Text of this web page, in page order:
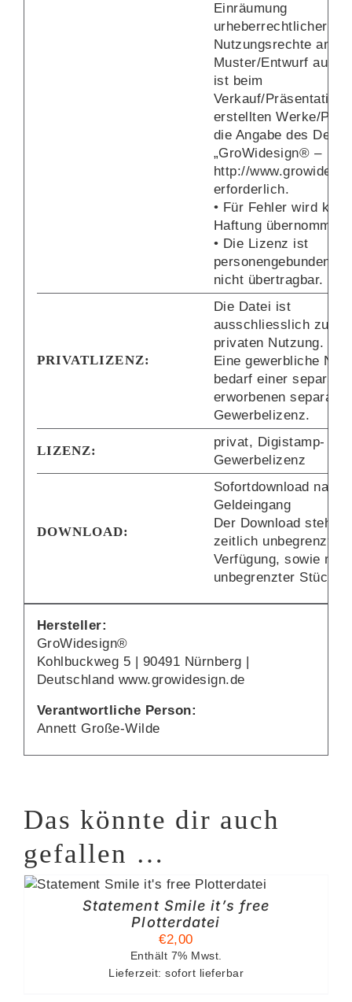
Einräumung
urheberrechtlicher
Nutzungsrechte an
Muster/Entwurf aus.
ist beim
Verkauf/Präsentation
erstellten Werke/
die Angabe des
„GroWidesign® –
http://
erforderlich.
• Für Fehler wird
Haftung übernommen.
• Die Lizenz ist
personengebunden
nicht übertragbar.
PRIVATLIZENZ:
Die Datei ist
ausschliesslich zur
privaten Nutzung.
Eine gewerbliche
bedarf einer separat
erworbenen separaten
Gewerbelizenz.
LIZENZ:
privat, Digistamp-
Gewerbelizenz
DOWNLOAD:
Sofortdownload nach
Geldeingang
Der Download steht
zeitlich unbegrenzt
Verfügung, sowie mit
unbegrenzter
Hersteller:
GroWidesign®
Kohlbuckweg 5 | 90491 Nürnberg |
Deutschland www.growidesign.de
Verantwortliche Person:
Annett Große-Wilde
Das könnte dir auch
gefallen …
Statement Smile it’s free
Plotterdatei
€2,00
Enthält 7% Mwst.
Lieferzeit: sofort lieferbar